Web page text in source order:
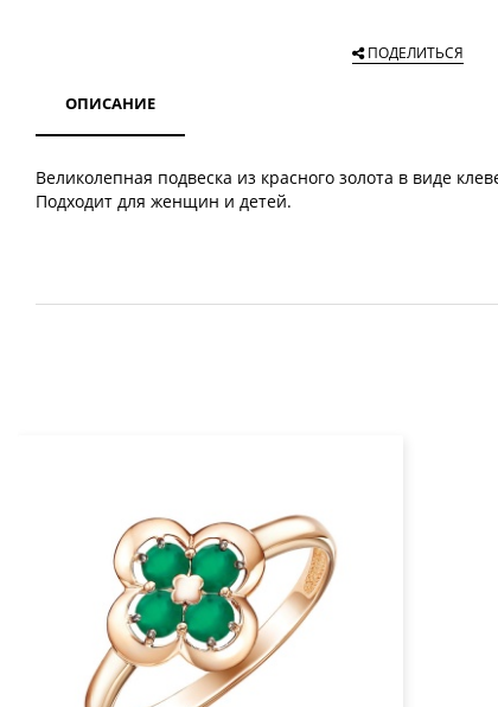
ПОДЕЛИТЬСЯ
ОПИСАНИЕ
Великолепная подвеска из красного золота в виде
Подходит для женщин и детей.